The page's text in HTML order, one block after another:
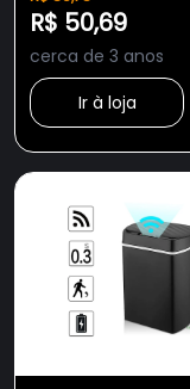
R$ 50,69
cerca de 3 anos
Ir à loja